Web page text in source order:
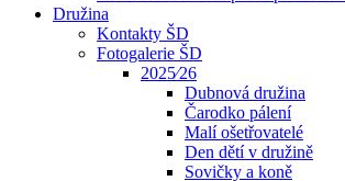
Družina
Kontakty ŠD
Fotogalerie ŠD
2025⁄26
Dubnová družina
Čarodko pálení
Malí ošetřovatelé
Den dětí v družině
Sovičky a koně